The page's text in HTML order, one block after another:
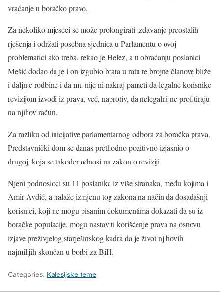
vraćanje u boračko pravo.
Za nekoliko mjeseci se može prolongirati izdavanje preostalih
rješenja i održati posebna sjednica u Parlamentu o ovoj
problematici ako treba, rekao je Helez, a u obraćanju poslanici
Mešić dodao da je i on izgubio brata u ratu te brojne članove bliže
i daljnje rodbine i da mu nije ni nakraj pameti da legalne korisnike
revizijom izvodi iz prava, već, naprotiv, da nelegalni ne profitiraju
na njihov račun.
Za razliku od inicijative parlamentarnog odbora za boračka prava,
Predstavnički dom se danas prethodno pozitivno izjasnio o
drugoj, koja se također odnosi na zakon o reviziji.
Njeni podnosioci su 11 poslanika iz više stranaka, među kojima i
Amir Avdić, a nalaže izmjenu tog zakona na način da dosadašnji
korisnici, koji ne mogu pisanim dokumentima dokazati da su iz
boračke populacije, mogu nastaviti korišćenje prava na osnovu
izjave preživjelog starješinskog kadra da je život njihovih
najmilijih skončan u borbi za BiH.
Categories: Kalesijske teme